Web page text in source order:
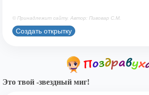
© Принадлежит сайту. Автор: Пивовар С.М.
Создать открытку
Это твой -звездный миг!